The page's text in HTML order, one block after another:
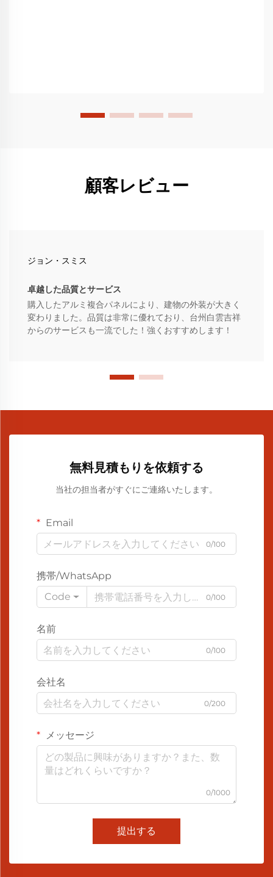
顧客レビュー
ジョン・スミス
卓越した品質とサービス
購入したアルミ複合パネルにより、建物の外装が大きく
変わりました。品質は非常に優れており、台州白雲吉祥
からのサービスも一流でした！強くおすすめします！
無料見積もりを依頼する
当社の担当者がすぐにご連絡いたします。
Email
0/100
携帯/WhatsApp
Code
0/100
名前
0/100
会社名
0/200
メッセージ
0/1000
提出する